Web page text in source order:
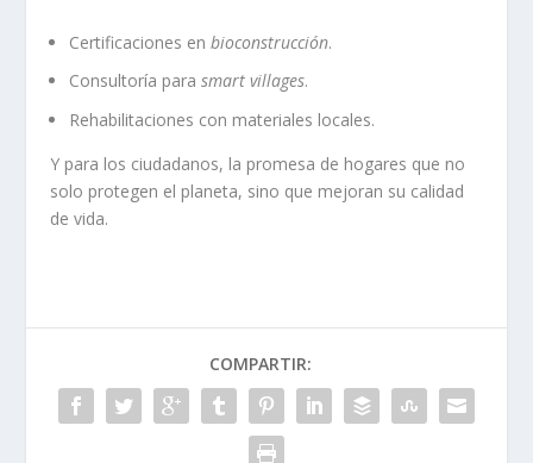
Certificaciones enbioconstrucción.
Consultoría parasmart villages.
Rehabilitaciones con materiales locales.
Y para los ciudadanos, la promesa de hogares que no
solo protegen el planeta, sino que mejoran su calidad
de vida.
COMPARTIR: